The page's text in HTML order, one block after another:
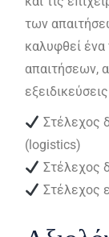
των
καλυφθεί
απαιτήσεων,
Στέλεχος
(logistics)
Στέλεχος
Στέλεχος